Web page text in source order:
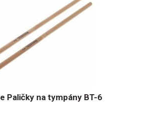
Paličky na tympány BT-6